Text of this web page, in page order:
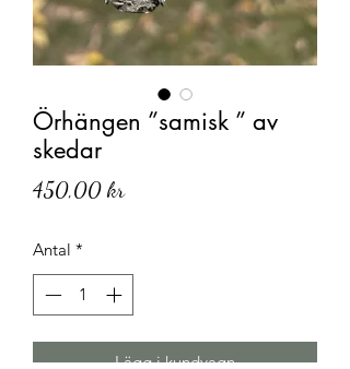
Örhängen ”samisk ” av
skedar
450,00 krPris
Antal *
Lägg i kundvagn